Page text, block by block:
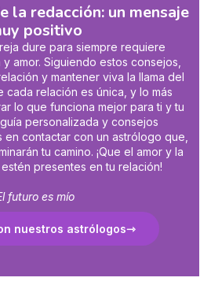
la redacción: un mensaje
positivo
dure para siempre requiere
amor. Siguiendo estos consejos,
y mantener viva la llama del
cada relación es única, y lo más
lo que funciona mejor para ti y tu
personalizada y consejos
contactar con un astrólogo que,
tu camino. ¡Que el amor y la
presentes en tu relación!
futuro es mío
nuestros astrólogos